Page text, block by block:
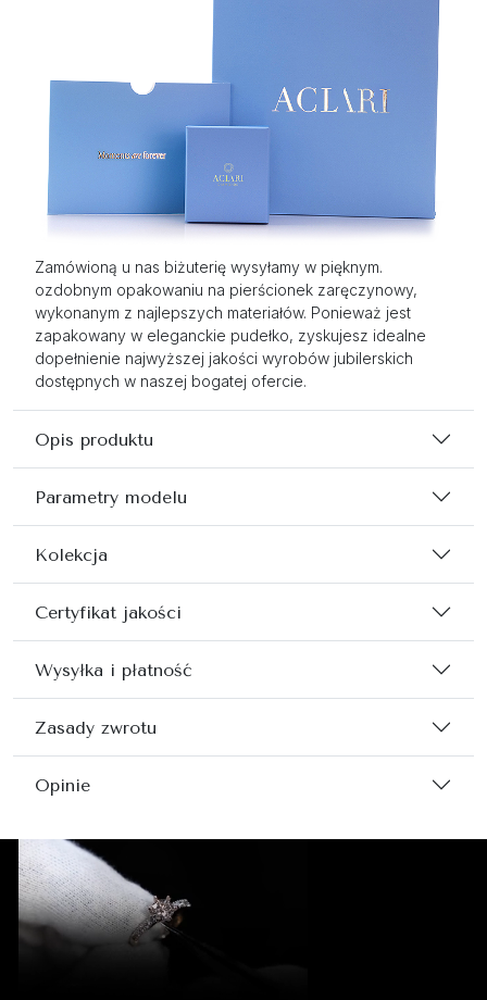
Zamówioną u nas biżuterię wysyłamy w pięknym.
ozdobnym opakowaniu na pierścionek zaręczynowy,
wykonanym z najlepszych materiałów. Ponieważ jest
zapakowany w eleganckie pudełko, zyskujesz idealne
dopełnienie najwyższej jakości wyrobów jubilerskich
dostępnych w naszej bogatej ofercie.
Opis produktu
Parametry modelu
Kolekcja
Certyfikat jakości
Wysyłka i płatność
Zasady zwrotu
Opinie